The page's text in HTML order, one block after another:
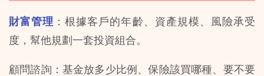
財富管理 ：根據客戶的年齡、資產規模、風險承受
度，幫他規劃一套投資組合。
顧問諮詢：基金放多少比例、保險該買哪種、要不要